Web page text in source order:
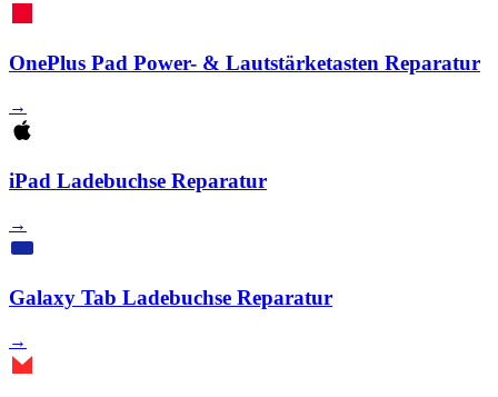
OnePlus Pad Power- & Lautstärketasten Reparatur
→
iPad Ladebuchse Reparatur
→
Galaxy Tab Ladebuchse Reparatur
→